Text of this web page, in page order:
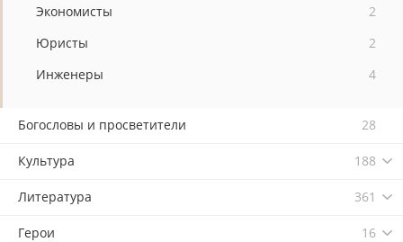
Экономисты
2
Юристы
2
Инженеры
4
Богословы и просветители 28
Культура 188
Литература 361
Герои 16